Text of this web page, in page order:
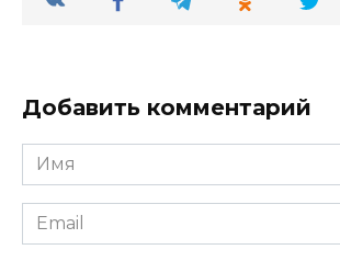
Добавить комментарий
Имя
Email